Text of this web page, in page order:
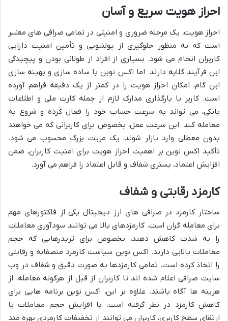
احراز هویت سریع و آسان
احراز هویت، یک مرحله ضروری و امنیتی در تمامی صرافی های معتبر
است که به منظور جلوگیری از پولشویی و تأمین امنیت دارایی
کاربران انجام می شود. بسیاری از افراد از طولانی بودن و پیچیدگی
این فرآیند گلایه دارند. اما اکس نوین با ساده سازی و بهینه سازی
این گام، امکان احراز هویت را در کمتر از یک دقیقه فراهم آورده
است. کاربر با بارگذاری مدارک لازم از جمله کارت ملی و اطلاعات
بانکی، می تواند به سرعت حساب خود را فعال کرده و شروع به
معامله کند. این سرعت عمل، بخصوص برای کاربرانی که می خواهند
بدون معطلی وارد بازار شوند، یک مزیت بزرگ محسوب می شود.
تأکید اکس نوین بر اهمیت احراز هویت برای امنیت کاربران، ضمن
افزایش اعتماد، بستری شفاف و قابل اعتماد را فراهم می آورد.
کارمزد رقابتی و شفاف
ساختار کارمزد در صرافی های ارز دیجیتال یکی از فاکتورهای مهم
برای معامله گران است. کارمزدهای بالا می توانند سودآوری معاملات
را به شدت کاهش دهند، بخصوص برای تریدرهایی که حجم
معاملات بالایی دارند. اکس نوین سیاست کارمزد منصفانه و رقابتی
را اتخاذ کرده است. تمامی کارمزدها به صورت دقیق و شفاف در وب
سایت صرافی اعلام شده اند تا کاربران از قبل از هرگونه معامله، از
هزینه ها آگاه باشند. علاوه بر این، اکس نوین برنامه هایی برای
کاهش کارمزد در نظر گرفته است. با افزایش حجم معاملات یا
ارتقای سطح کاربری، کاربران می توانند از تخفیفات کارمزدی بهره مند